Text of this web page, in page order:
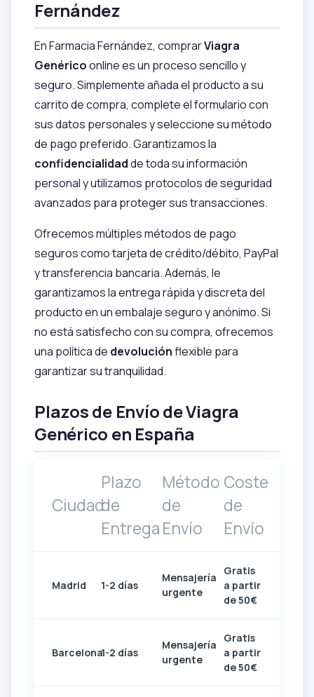
Fernández
En Farmacia Fernández, comprarViagra
Genéricoonline es un proceso sencillo y
seguro. Simplemente añada el producto a su
carrito de compra, complete el formulario con
sus datos personales y seleccione su método
de pago preferido. Garantizamos la
confidencialidadde toda su información
personal y utilizamos protocolos de seguridad
avanzados para proteger sus transacciones.
Ofrecemos múltiples métodos de pago
seguros como tarjeta de crédito/débito, PayPal
y transferencia bancaria. Además, le
garantizamos la entrega rápida y discreta del
producto en un embalaje seguro y anónimo. Si
no está satisfecho con su compra, ofrecemos
una política de devoluciónflexible para
garantizar su tranquilidad.
Plazos de Envío de Viagra
Genérico en España
Ciudad
Plazo
de
Entrega
Método
de
Envío
Coste
de
Envío
Madrid 1-2 días
Mensajería
urgente
Gratis
a partir
de 50€
Barcelona1-2 días
Mensajería
urgente
Gratis
a partir
de 50€